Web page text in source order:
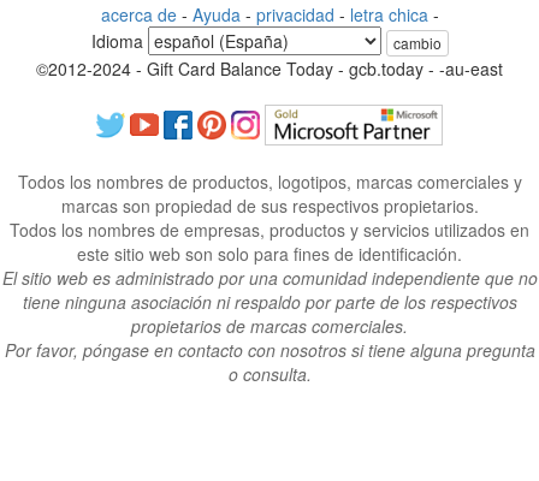
acerca de- Ayuda - privacidad - letra chica -
Idioma
cambio
©2012-2024 - Gift Card Balance Today - gcb.today - -au-east
Todos los nombres de productos, logotipos, marcas comerciales y
marcas son propiedad de sus respectivos propietarios.
Todos los nombres de empresas, productos y servicios utilizados en
este sitio web son solo para fines de identificación.
El sitio web es administrado por una comunidad independiente que no
tiene ninguna asociación ni respaldo por parte de los respectivos
propietarios de marcas comerciales.
Por favor, póngase en contacto con nosotros si tiene alguna pregunta
o consulta.